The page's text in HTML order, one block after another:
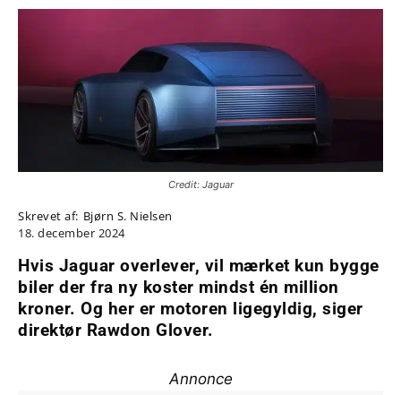
Credit: Jaguar
Skrevet af: Bjørn S. Nielsen
18. december 2024
Hvis Jaguar overlever, vil mærket kun bygge
biler der fra ny koster mindst én million
kroner. Og her er motoren ligegyldig, siger
direktør Rawdon Glover.
Annonce